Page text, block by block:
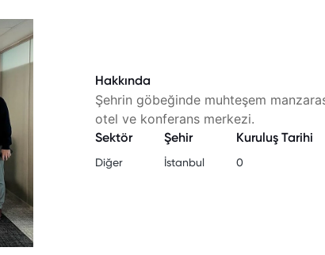
Hakkında
Şehrin göbeğinde muhteşem
otel ve konferans merkezi.
Sektör
Diğer
Şehir
İstanbul
Kuruluş Tarihi
0